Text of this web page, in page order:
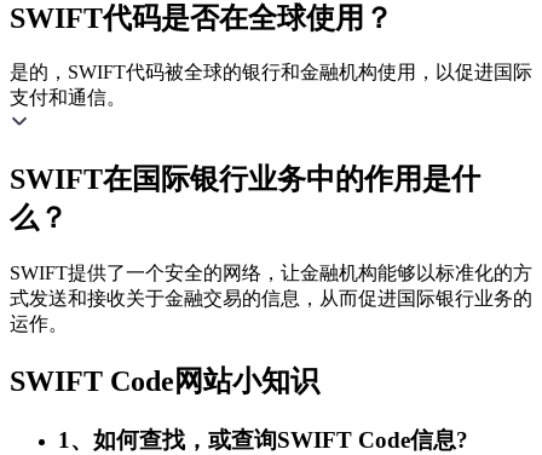
SWIFT代码是否在全球使用？
是的，SWIFT代码被全球的银行和金融机构使用，以促进国际
支付和通信。
SWIFT在国际银行业务中的作用是什
么？
SWIFT提供了一个安全的网络，让金融机构能够以标准化的方
式发送和接收关于金融交易的信息，从而促进国际银行业务的
运作。
SWIFT Code网站小知识
1、如何查找，或查询SWIFT Code信息?